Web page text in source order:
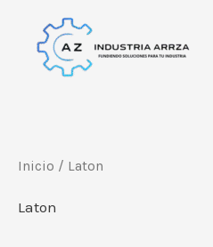
contenido
Inicio / Laton
Laton